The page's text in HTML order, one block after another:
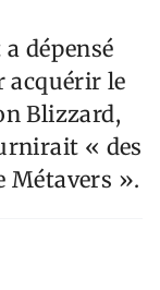
dépensé
acquérir le
Blizzard,
« des
Métavers ».